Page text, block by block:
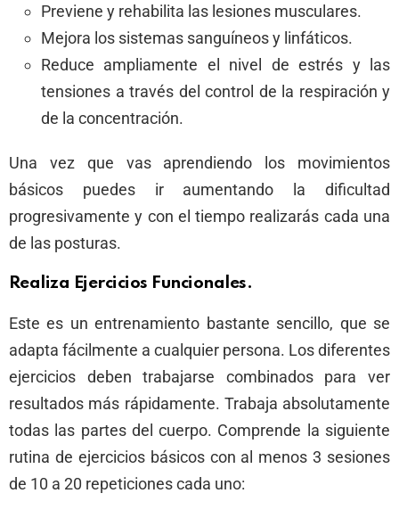
Previene y rehabilita las lesiones musculares.
Mejora los sistemas sanguíneos y linfáticos.
Reduce ampliamente el nivel de estrés y las
tensiones a través del control de la respiración y
de la concentración.
Una vez que vas aprendiendo los movimientos
básicos puedes ir aumentando la dificultad
progresivamente y con el tiempo realizarás cada una
de las posturas.
Realiza Ejercicios Funcionales.
Este es un entrenamiento bastante sencillo, que se
adapta fácilmente a cualquier persona. Los diferentes
ejercicios deben trabajarse combinados para ver
resultados más rápidamente. Trabaja absolutamente
todas las partes del cuerpo. Comprende la siguiente
rutina de ejercicios básicos con al menos 3 sesiones
de 10 a 20 repeticiones cada uno: